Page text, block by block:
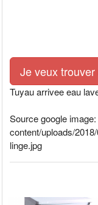
Je veux
Tuyau arrivee eau
Source google
content/uploads/
linge.jpg